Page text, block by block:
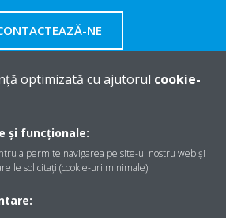
NE
optimizată cu ajutorul cookie-
și funcționale:
a permite navigarea pe site-ul nostru web și
le solicitați (cookie-uri minimale).